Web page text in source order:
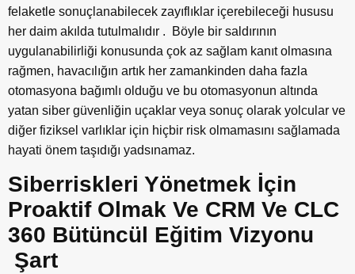
felaketle sonuçlanabilecek zayıflıklar içerebileceği hususu
her daim akılda tutulmalıdır . Böyle bir saldırının
uygulanabilirliği konusunda çok az sağlam kanıt olmasına
rağmen, havacılığın artık her zamankinden daha fazla
otomasyona bağımlı olduğu ve bu otomasyonun altında
yatan siber güvenliğin uçaklar veya sonuç olarak yolcular ve
diğer fiziksel varlıklar için hiçbir risk olmamasını sağlamada
hayati önem taşıdığı yadsınamaz.
Siberriskleri Yönetmek İçin
Proaktif Olmak Ve CRM Ve CLC
360 Bütüncül Eğitim Vizyonu
Şart